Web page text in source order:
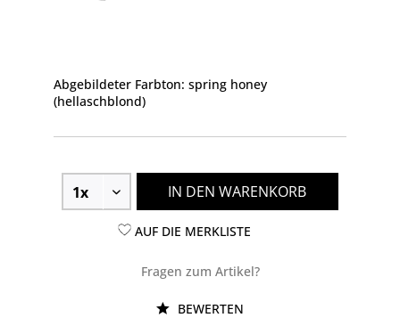
Abgebildeter Farbton: spring honey
(hellaschblond)
IN DEN WARENKORB
AUF DIE MERKLISTE
Fragen zum Artikel?
BEWERTEN